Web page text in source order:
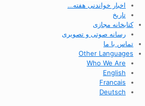
اخبار خواندنی هفته…
تاریخ
کتابخانه مجازی
رسانه صوتی و تصویری
تماس با ما
Other Languages
Who We Are
English
Francais
Deutsch